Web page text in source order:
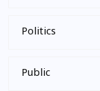
Politics
Public